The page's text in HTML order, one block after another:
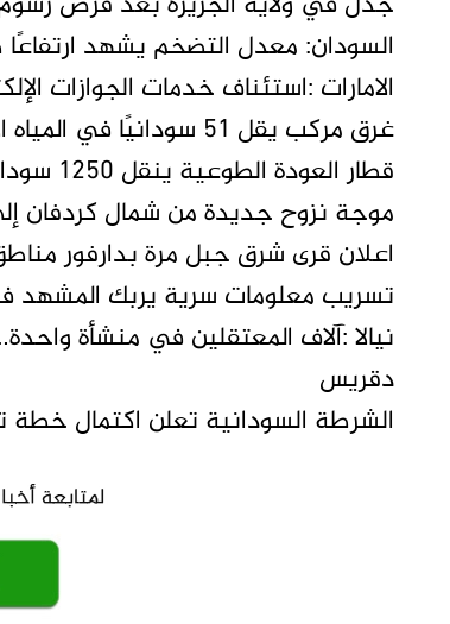
السودان: معدل التضخم يشهد
الامارات :استئناف خدمات الجوازات
غرق مركب يقل 51 سودانيًا في المياه الإقليمية الليبية (الأسماء)
قطار العودة الطوعية ينقل 1250 سودانياً من القاهرة إلى أسوان
موجة نزوح جديدة من شمال كردفان
اعلان قرى شرق جبل مرة بدارفور
تسريب معلومات سرية يربك المشهد
نيالا :آلاف المعتقلين في منشأة
دقريس
الشرطة السودانية تعلن اكتمال